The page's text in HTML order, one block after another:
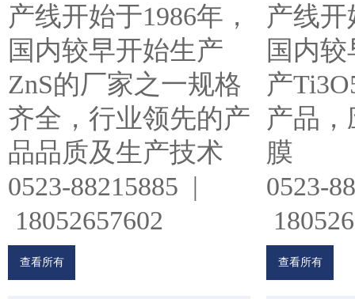
产线开始于1986年，
国内较早开始生产
ZnS的厂家之一规格
齐全，行业领先的产
品品质及生产技术
0523-88215885 |
18052657602
查看所有
产线开
国内
产
产品
膜
0523-
查看所有